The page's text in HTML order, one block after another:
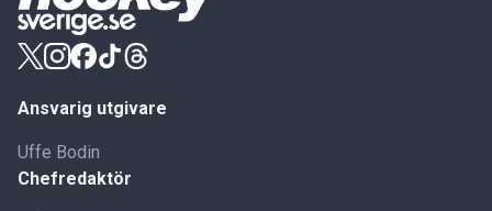
Ansvarig utgivare
Uffe Bodin
Chefredaktör